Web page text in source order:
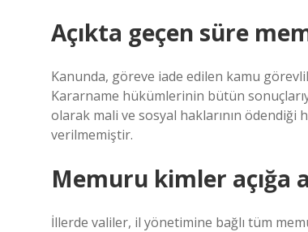
Açıkta geçen süre
Kanunda, göreve iade edilen kamu
Kararname hükümlerinin bütün
olarak mali ve sosyal haklarının ödendiği
verilmemiştir.
Memuru kimler açığa
İllerde valiler, il yönetimine bağlı tüm